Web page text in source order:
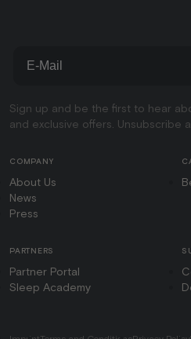
Sign up and be the first to hear
and exclusive offers. Unsubscribe
COMPANY
About Us
News
Press
PARTNERS
Partner Portal
Sleep Academy